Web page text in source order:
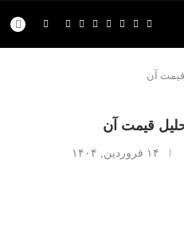
۱۴ فروردین, ۱۴۰۴